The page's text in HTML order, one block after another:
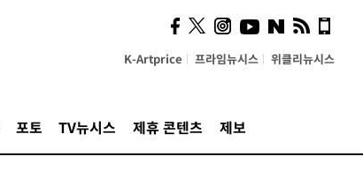
K-Artprice 프라임뉴시스 위클리뉴시스
포토 TV뉴시스 제휴 콘텐츠 제보
시, 스마트폰 액세서리에
NFC 더했다